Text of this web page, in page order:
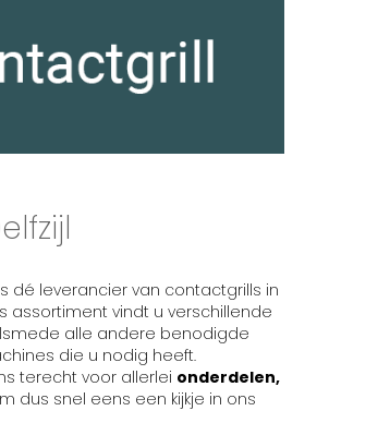
dé leverancier van contactgrills in
assortiment vindt u verschillende
alle andere benodigde
die u nodig heeft.
terecht voor allerlei onderdelen,
dus snel eens een kijkje in ons